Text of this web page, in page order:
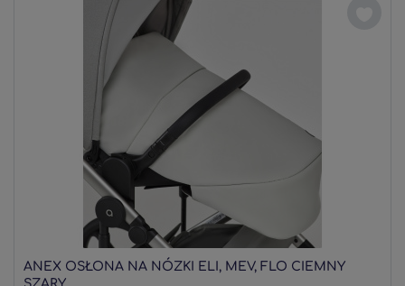
ANEX OSŁONA NA NÓZKI ELI, MEV, FLO CIEMNY